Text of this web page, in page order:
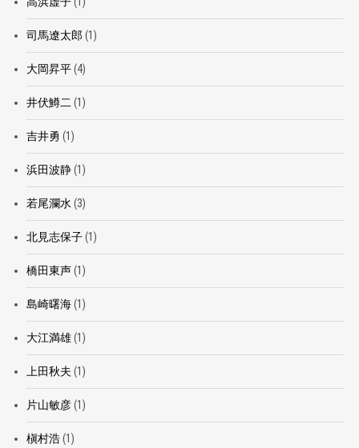
司馬遼太郎 (1)
大岡昇平(4)
井伏鱒二 (1)
吉井勇 (1)
浜田波静(1)
若尾瀾水 (3)
北見志保子(1)
橋田東声(1)
島崎曙海(1)
大江満雄(1)
上田秋夫 (1)
片山敏彦(1)
槇村浩(1)